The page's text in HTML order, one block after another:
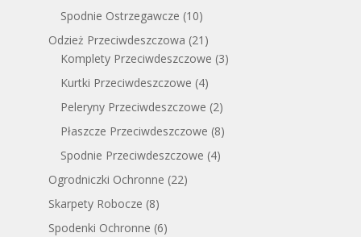
Spodnie Ostrzegawcze (10)
Odzież Przeciwdeszczowa (21)
Komplety Przeciwdeszczowe (3)
Kurtki Przeciwdeszczowe (4)
Peleryny Przeciwdeszczowe (2)
Płaszcze Przeciwdeszczowe (8)
Spodnie Przeciwdeszczowe (4)
Ogrodniczki Ochronne (22)
Skarpety Robocze (8)
Spodenki Ochronne (6)